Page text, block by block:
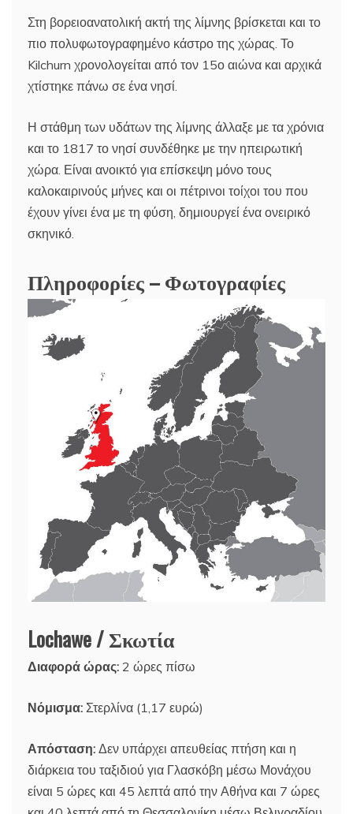
Στη βορειοανατολική ακτή της λίμνης βρίσκεται και το
πιο πολυφωτογραφημένο κάστρο της χώρας. Το
Kilchurn χρονολογείται από τον 15ο αιώνα και αρχικά
χτίστηκε πάνω σε ένα νησί.
Η στάθμη των υδάτων της λίμνης άλλαξε με τα χρόνια
και το 1817 το νησί συνδέθηκε με την ηπειρωτική
χώρα. Είναι ανοικτό για επίσκεψη μόνο τους
καλοκαιρινούς μήνες και οι πέτρινοι τοίχοι του που
έχουν γίνει ένα με τη φύση, δημιουργεί ένα ονειρικό
σκηνικό.
Πληροφορίες – Φωτογραφίες
Lochawe / Σκωτία
Διαφορά ώρας: 2 ώρες πίσω
Νόμισμα: Στερλίνα (1,17 ευρώ)
Απόσταση: Δεν υπάρχει απευθείας πτήση και η
διάρκεια του ταξιδιού για Γλασκόβη μέσω Μονάχου
είναι 5 ώρες και 45 λεπτά από την Αθήνα και 7 ώρες